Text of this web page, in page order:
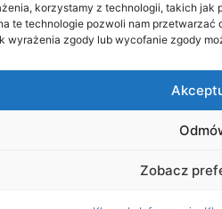
korzystamy z technologii, takich
te technologie pozwoli nam
wyrażenia zgody lub wycofanie zgody
Zobacz